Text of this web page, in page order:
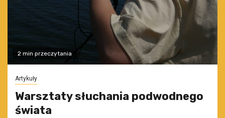
2 min przeczytania
Artykuły
Warsztaty słuchania podwodnego
świata